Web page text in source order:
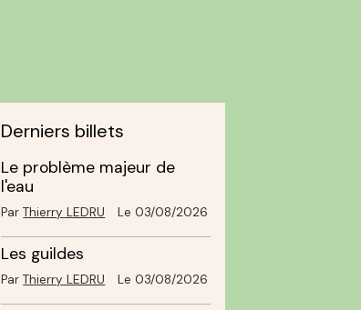
Derniers billets
Le problème majeur de
l'eau
ParThierry LEDRU Le 03/08/2026
Les guildes
ParThierry LEDRU Le 03/08/2026